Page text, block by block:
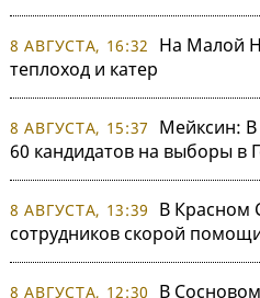
8 АВГУСТА, 16:32
На Малой
теплоход и катер
8 АВГУСТА, 15:37
Мейксин: В
60 кандидатов на выборы в
8 АВГУСТА, 13:39
В Красном
сотрудников скорой
8 АВГУСТА, 12:30
В